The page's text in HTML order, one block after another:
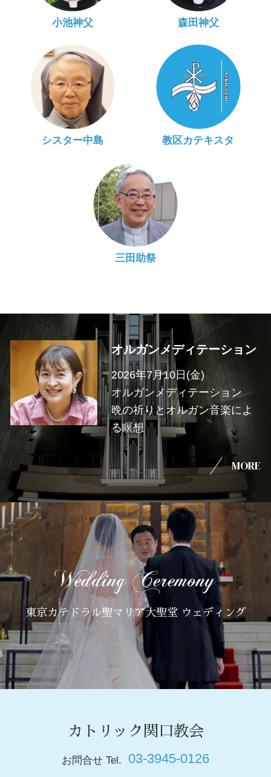
小池神父 森田神父
シスター中島 教区カテキスタ
三田助祭
オルガンメディテーション
2026年7月10日(金)
オルガンメディテーション
晩の祈りとオルガン音楽によ
る瞑想
MORE
東京カテドラル聖マリア大聖堂 ウェディング
カトリック関口教会
お問合せ Tel. 03-3945-0126